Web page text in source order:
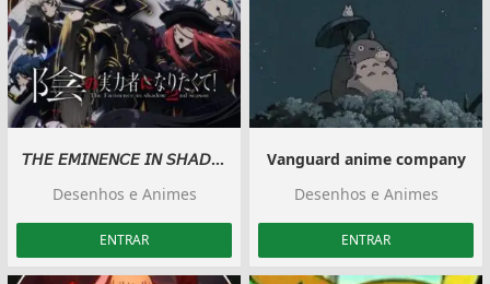
𝘛𝘏𝘌 𝘌𝘔𝘐𝘕𝘌𝘕𝘊𝘌 𝘐𝘕 𝘚𝘏𝘈𝘋𝘖𝘞
Desenhos e Animes
ENTRAR
Vanguard anime company
Desenhos e Animes
ENTRAR